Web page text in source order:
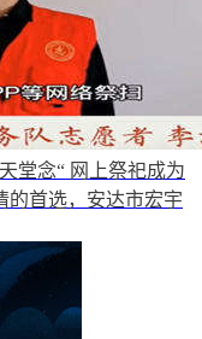
堂念“ 网上祭祀成为
的首选，安达市宏宇